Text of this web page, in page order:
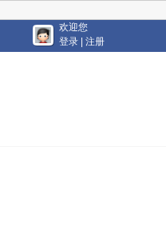
欢迎您
登录
注册